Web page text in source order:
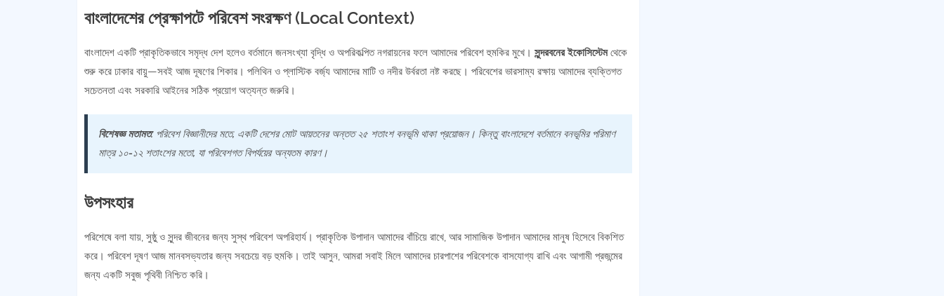
বাংলাদেশের প্রেক্ষাপটে পরিবেশ সংরক্ষণ (Local Context)
বাংলাদেশ একটি প্রাকৃতিকভাবে সমৃদ্ধ দেশ হলেও বর্তমানে জনসংখ্যা বৃদ্ধি ও অপরিকল্পিত নগরায়নের ফলে আমাদের পরিবেশ হুমকির মুখে। সুন্দরবনের ইকোসিস্টেমথেকে
শুরু করে ঢাকার বায়ু—সবই আজ দূষণের শিকার। পলিথিন ও প্লাস্টিক বর্জ্য আমাদের মাটি ও নদীর উর্বরতা নষ্ট করছে। পরিবেশের ভারসাম্য রক্ষায় আমাদের ব্যক্তিগত
সচেতনতা এবং সরকারি আইনের সঠিক প্রয়োগ অত্যন্ত জরুরি।
বিশেষজ্ঞ মতামত:পরিবেশ বিজ্ঞানীদের মতে, একটি দেশের মোট আয়তনের অন্তত ২৫ শতাংশ বনভূমি থাকা প্রয়োজন। কিন্তু বাংলাদেশে বর্তমানে বনভূমির পরিমাণ
মাত্র ১০-১২ শতাংশের মতো, যা পরিবেশগত বিপর্যয়ের অন্যতম কারণ।
উপসংহার
পরিশেষে বলা যায়, সুষ্ঠু ও সুন্দর জীবনের জন্য সুস্থ পরিবেশ অপরিহার্য। প্রাকৃতিক উপাদান আমাদের বাঁচিয়ে রাখে, আর সামাজিক উপাদান আমাদের মানুষ হিসেবে বিকশিত
করে। পরিবেশ দূষণ আজ মানবসভ্যতার জন্য সবচেয়ে বড় হুমকি। তাই আসুন, আমরা সবাই মিলে আমাদের চারপাশের পরিবেশকে বাসযোগ্য রাখি এবং আগামী প্রজন্মের
জন্য একটি সবুজ পৃথিবী নিশ্চিত করি।